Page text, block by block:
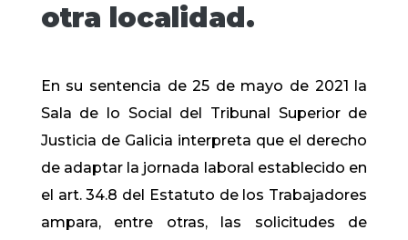
otra localidad.
En su sentencia de 25 de mayo de 2021 la
Sala de lo Social del Tribunal Superior de
Justicia de Galicia interpreta que el derecho
de adaptar la jornada laboral establecido en
el art. 34.8 del Estatuto de los Trabajadores
ampara, entre otras, las solicitudes de